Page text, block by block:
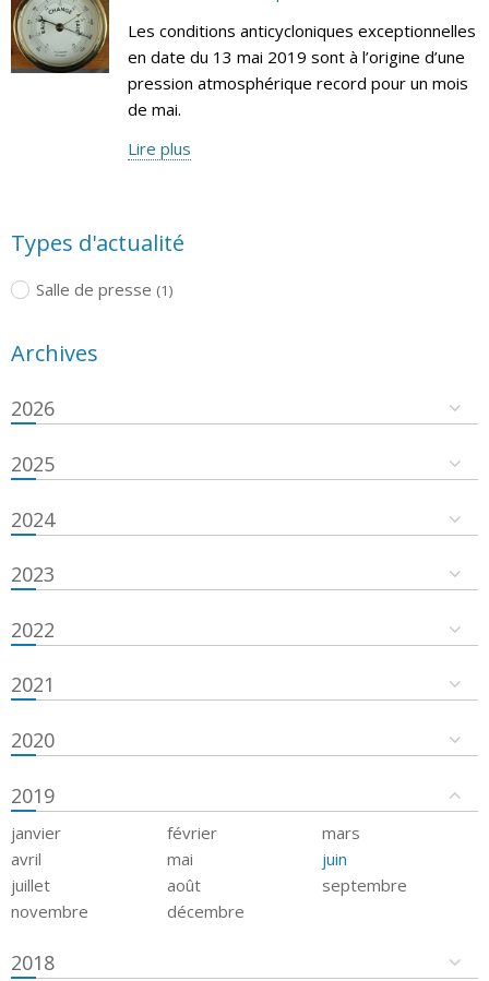
Les conditions anticycloniques exceptionnelles
en date du 13 mai 2019 sont à l’origine d’une
pression atmosphérique record pour un mois
de mai.
Lire plus
Types d'actualité
Salle de presse (1)
Archives
2026
2025
2024
2023
2022
2021
2020
2019
janvier février
mars
avril
mai
juin
juillet
août
septembre
novembre
décembre
2018